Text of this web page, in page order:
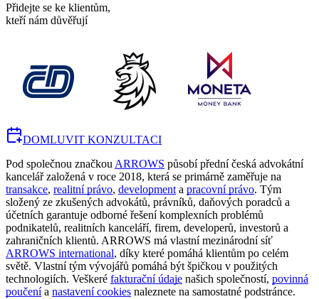
Přidejte se ke klientům,
kteří nám důvěřují
DOMLUVIT KONZULTACI
Pod společnou značkou ARROWS působí přední česká advokátní
kancelář založená v roce 2018, která se primárně zaměřuje na
transakce, realitní právo, development a pracovní právo. Tým
složený ze zkušených advokátů, právníků, daňových poradců a
účetních garantuje odborné řešení komplexních problémů
podnikatelů, realitních kanceláří, firem, developerů, investorů a
zahraničních klientů. ARROWS má vlastní mezinárodní síť
ARROWS international, díky které pomáhá klientům po celém
světě. Vlastní tým vývojářů pomáhá být špičkou v použitých
technologiích. Veškeré fakturační údaje našich společností, povinná
poučenía nastavení cookies naleznete na samostatné podstránce.